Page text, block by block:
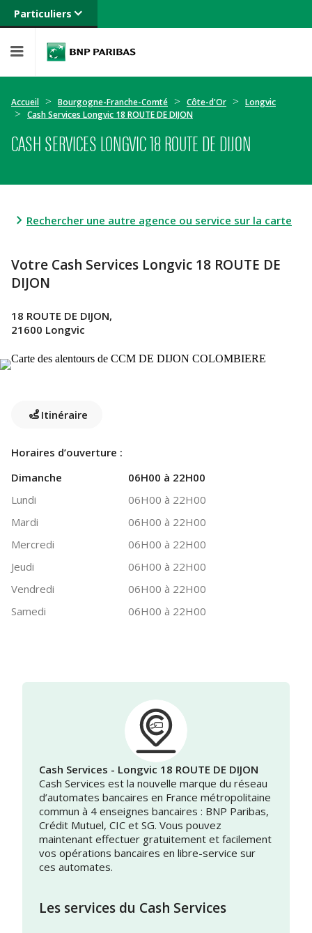
Particuliers
Banque privée
Entreprises
Accueil Bourgogne-Franche-Comté Côte-d'Or
Longvic
Cash Services Longvic 18 ROUTE DE DIJON
CASH SERVICES LONGVIC 18 ROUTE DE DIJON
Rechercher une autre agence ou service sur la carte
Votre Cash Services Longvic 18 ROUTE DE
DIJON
18 ROUTE DE DIJON,
21600 Longvic
Itinéraire
Horaires d’ouverture :
Dimanche
06H00 à 22H00
Lundi
06H00 à 22H00
Mardi
06H00 à 22H00
Mercredi
06H00 à 22H00
Jeudi
06H00 à 22H00
Vendredi
06H00 à 22H00
Samedi
06H00 à 22H00
Cash Services - Longvic 18 ROUTE DE DIJON
Cash Services est la nouvelle marque du réseau
d’automates bancaires en France métropolitaine
commun à 4 enseignes bancaires : BNP Paribas,
Crédit Mutuel, CIC et SG. Vous pouvez
maintenant effectuer gratuitement et facilement
vos opérations bancaires en libre-service sur
ces automates.
Les services du Cash Services